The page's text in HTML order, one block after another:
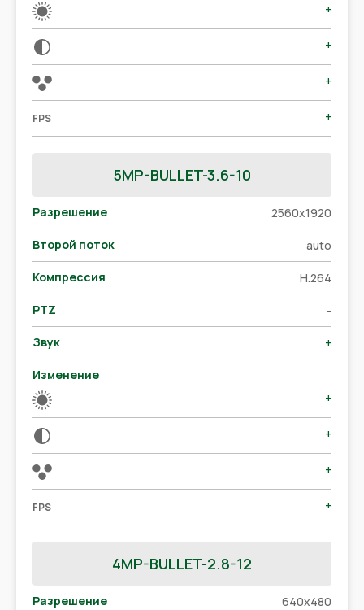
+
+
+
FPS +
5MP-BULLET-3.6-10
Разрешение 2560x1920
Второй поток auto
Компрессия H.264
PTZ -
Звук +
Изменение
+
+
+
FPS +
4MP-BULLET-2.8-12
Разрешение 640x480